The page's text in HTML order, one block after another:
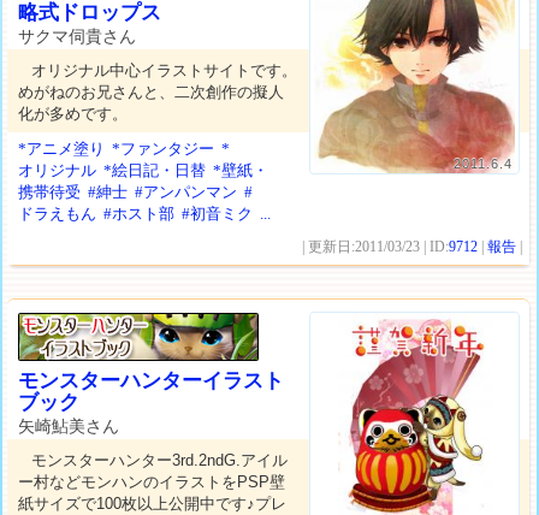
2011.6.4
略式ドロップス
サクマ伺貴さん
オリジナル中心イラストサイトです。
めがねのお兄さんと、二次創作の擬人
化が多めです。
*アニメ塗り
*ファンタジー *
オリジナル *絵日記・日替 *壁紙・
携帯待受 #紳士 #アンパンマン #
ドラえもん #ホスト部 #初音ミク ...
| 更新日:2011/03/23 | ID:9712 |報告
モンスターハンターイラスト
ブック
矢崎鮎美さん
モンスターハンター3rd.2ndG.アイル
ー村などモンハンのイラストをPSP壁
紙サイズで100枚以上公開中です♪プレ